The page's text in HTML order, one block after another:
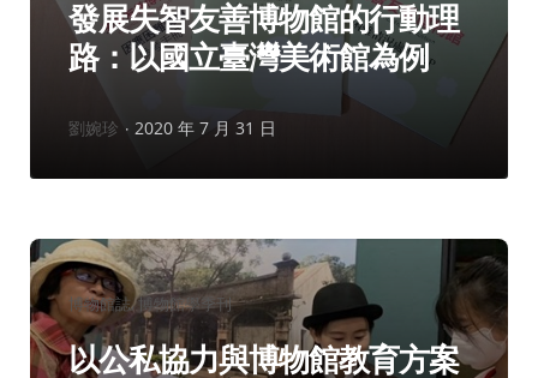
發展失智友善博物館的行動理
路：以國立臺灣美術館為例
作
劉婉珍 2020 年 7 月 31 日
分
類：
博物館誌 博物館學季刊
以公私協力與博物館教育方案